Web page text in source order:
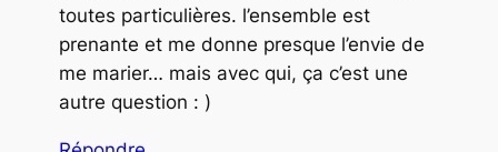
toutes particulières. l’ensemble est
prenante et me donne presque l’envie de
me marier… mais avec qui, ça c’est une
autre question : )